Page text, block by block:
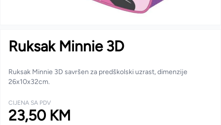
Ruksak Minnie 3D
Ruksak Minnie 3D savršen za predškolski uzrast, dimenzije
26x10x32cm.
CIJENA SA PDV
23,50 KM